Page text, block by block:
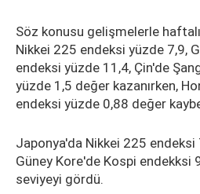
Söz konusu gelişmelerle
Nikkei 225 endeksi yüzde 7,9,
endeksi yüzde 11,4, Çin'de
yüzde 1,5 değer kazanırken,
endeksi yüzde 0,88 değer
Japonya'da Nikkei 225
Güney Kore'de Kospi endekksi
seviyeyi gördü.